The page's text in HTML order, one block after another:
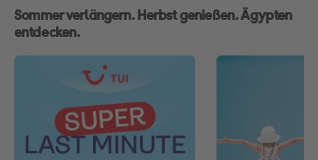
Sommer verlängern. Herbst genießen. Ägypten
entdecken.